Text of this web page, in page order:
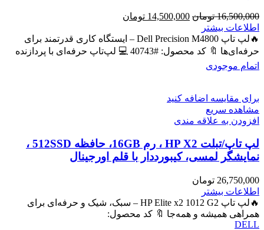
16,500,000 تومان قیمت
16,500,000 تومان
بود.
14,500,000 تومان
14,500,000 تومان
است.
اطلاعات بیشتر
🔥لپ تاپ Dell Precision M4800 – ایستگاه کاری قدرتمند برای
حرفه‌ای‌ها 🔖 کد محصول: #40743 💻 لپ‌تاپ حرفه‌ای با پردازنده
اتمام موجودی
برای مقایسه اضافه کنید
مشاهده سریع
افزودن به علاقه مندی
لپ تاپ/تبلت HP X2 ، رم 16GB، حافظه 512SSD ،
نمایشگر لمسی، کیبورددار با قلم اورجینال
26,750,000 تومان
اطلاعات بیشتر
🔥لپ تاپ HP Elite x2 1012 G2 – سبک، شیک و حرفه‌ای برای
همراهی همیشه و همه‌جا 🔖 کد محصول:
DELL